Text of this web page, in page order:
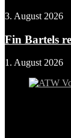
3. August 2026
Fin Bartels
1. August 2026